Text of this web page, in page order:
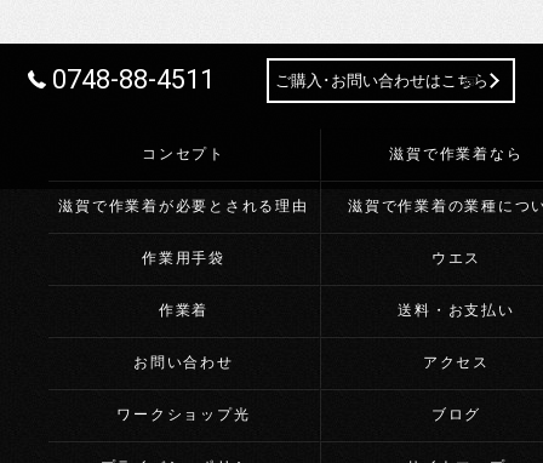
0748-88-4511 ご購入･お問い合わせはこちら
コンセプト 滋賀で作業着なら
滋賀で作業着が必要とされる理由 滋賀で作業着の業種につ
作業用手袋 ウエス
作業着 送料・お支払い
お問い合わせ アクセス
ワークショップ光 ブログ